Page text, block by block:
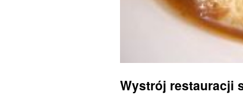
Wystrój restauracji